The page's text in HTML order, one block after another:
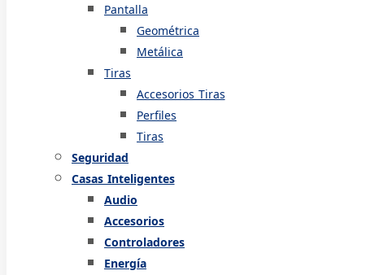
Pantalla
Geométrica
Metálica
Tiras
Accesorios Tiras
Perfiles
Tiras
Seguridad
Casas Inteligentes
Audio
Accesorios
Controladores
Energía